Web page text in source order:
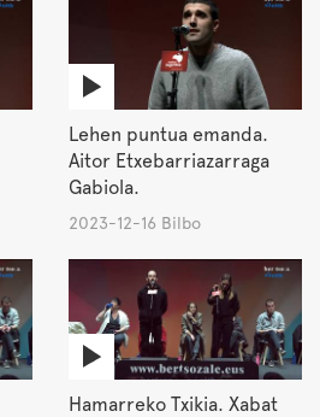
Lehen puntua emanda.
Aitor Etxebarriazarraga
Gabiola.
2023-12-16 Bilbo
Hamarreko Txikia. Xabat